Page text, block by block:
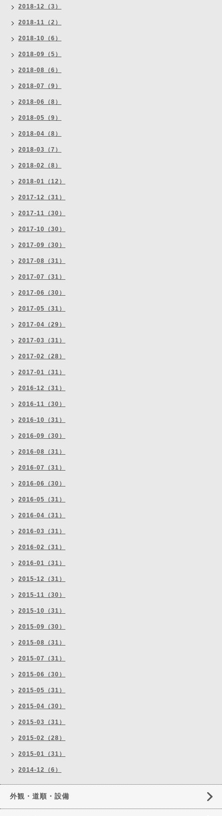
2018-12（3）
2018-11（2）
2018-10（6）
2018-09（5）
2018-08（6）
2018-07（9）
2018-06（8）
2018-05（9）
2018-04（8）
2018-03（7）
2018-02（8）
2018-01（12）
2017-12（31）
2017-11（30）
2017-10（30）
2017-09（30）
2017-08（31）
2017-07（31）
2017-06（30）
2017-05（31）
2017-04（29）
2017-03（31）
2017-02（28）
2017-01（31）
2016-12（31）
2016-11（30）
2016-10（31）
2016-09（30）
2016-08（31）
2016-07（31）
2016-06（30）
2016-05（31）
2016-04（31）
2016-03（31）
2016-02（31）
2016-01（31）
2015-12（31）
2015-11（30）
2015-10（31）
2015-09（30）
2015-08（31）
2015-07（31）
2015-06（30）
2015-05（31）
2015-04（30）
2015-03（31）
2015-02（28）
2015-01（31）
2014-12（6）
外観・道順・設備